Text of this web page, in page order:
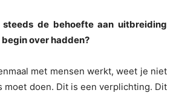
steeds de behoefte aan uitbreiding
over hadden?
met mensen werkt, weet je niet
moet doen. Dit is een verplichting. Dit